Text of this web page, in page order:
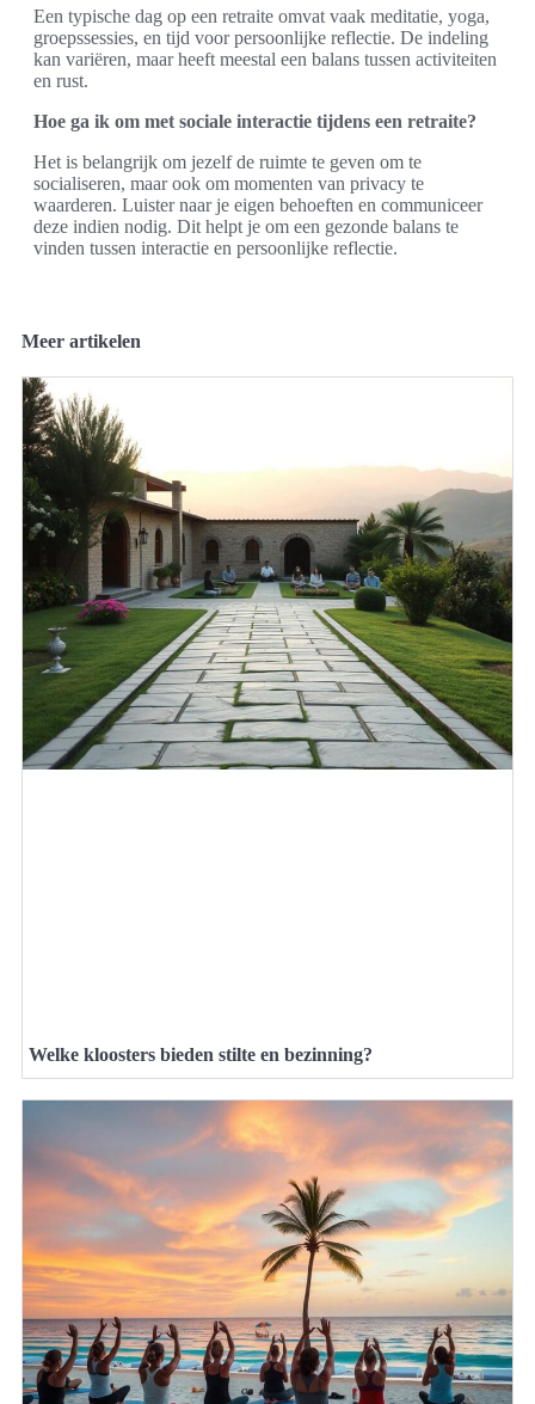
Een typische dag op een retraite omvat vaak meditatie, yoga,
groepssessies, en tijd voor persoonlijke reflectie. De indeling
kan variëren, maar heeft meestal een balans tussen activiteiten
en rust.
Hoe ga ik om met sociale interactie tijdens een retraite?
Het is belangrijk om jezelf de ruimte te geven om te
socialiseren, maar ook om momenten van privacy te
waarderen. Luister naar je eigen behoeften en communiceer
deze indien nodig. Dit helpt je om een gezonde balans te
vinden tussen interactie en persoonlijke reflectie.
Meer artikelen
Welke kloosters bieden stilte en bezinning?